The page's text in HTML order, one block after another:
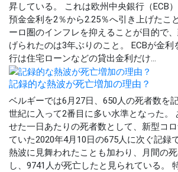
昇している。 これは欧州中央銀行（ECB
預金金利を2％から2.25％へ引き上げたこ
ーロ圏のインフレを抑えることが目的で
げられたのは3年ぶりのこと。 ECBが金利
行は住宅ローンなどの貸出金利だけ...
記録的な熱波が死亡増加の理由？
ベルギーでは6月27日、650人の死者数を
世紀に入って2番目に多い水準となった。
せた一日あたりの死者数として、新型コ
ていた2020年4月10日の675人に次ぐ記録
熱波に見舞われたことも加わり、月間の
し、9741人が死亡したと見られている。